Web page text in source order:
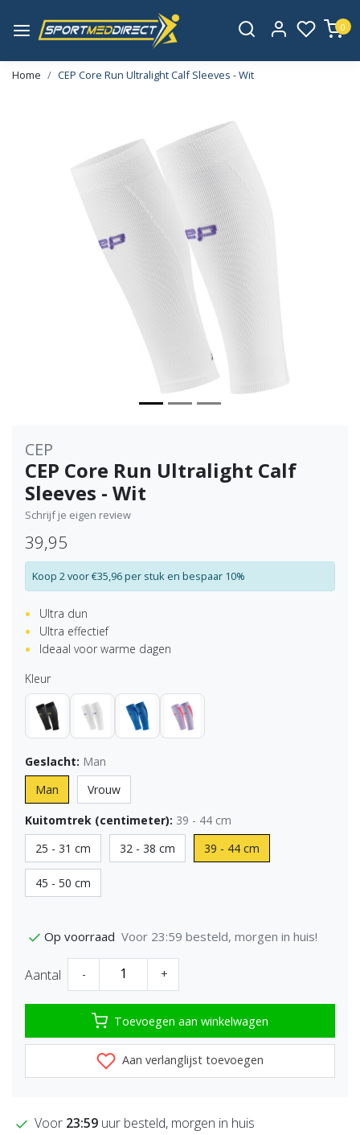
0
Home CEP Core Run Ultralight Calf Sleeves - Wit
CEP
CEP Core Run Ultralight Calf
Sleeves - Wit
Schrijf je eigen review
39,95
Koop 2 voor €35,96 per stuk en bespaar 10%
Ultra dun
Ultra effectief
Ideaal voor warme dagen
Kleur
Geslacht: Man
Man
Vrouw
Kuitomtrek (centimeter): 39 - 44 cm
25 - 31 cm
32 - 38 cm 39 - 44 cm
45 - 50 cm
Op voorraad Voor 23:59 besteld, morgen in huis!
Aantal - +
Toevoegen aan winkelwagen
Aan verlanglijst toevoegen
Voor 23:59 uur besteld, morgen in huis